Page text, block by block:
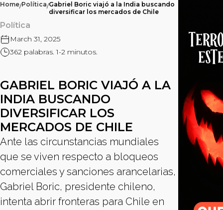
Home/Política/Gabriel Boric viajó a la India buscando
diversificar los mercados de Chile
Política
March 31, 2025
362 palabras. 1-2 minutos.
GABRIEL BORIC VIAJÓ A LA
INDIA BUSCANDO
DIVERSIFICAR LOS
MERCADOS DE CHILE
Ante las circunstancias mundiales
que se viven respecto a bloqueos
comerciales y sanciones arancelarias,
Gabriel Boric, presidente chileno,
intenta abrir fronteras para Chile en